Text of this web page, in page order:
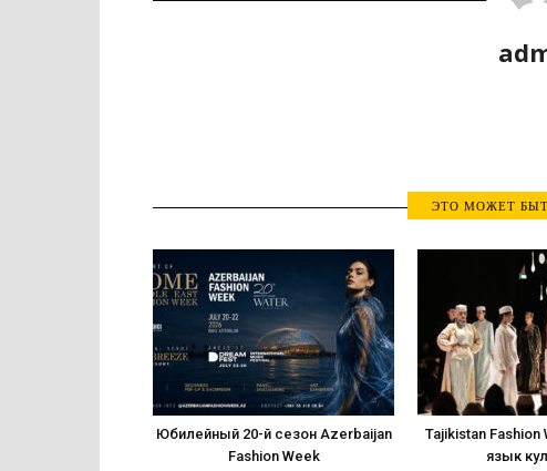
ЭТО МОЖЕТ
Юбилейный 20-й сезон Azerbaijan
Fashion Week
Tajikistan Fashion
язык